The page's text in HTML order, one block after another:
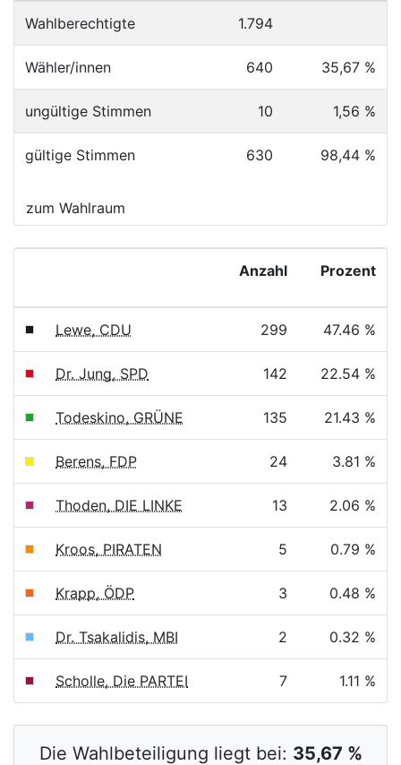
Wahlberechtigte 1.794
Wähler/innen 640 35,67 %
ungültige Stimmen 10 1,56 %
gültige Stimmen 630 98,44 %
zum Wahlraum
Anzahl Prozent
Lewe, CDU 299 47.46 %
Dr. Jung, SPD 142 22.54 %
Todeskino, GRÜNE 135 21.43 %
Berens, FDP 24 3.81 %
Thoden, DIE LINKE 13 2.06 %
Kroos, PIRATEN 5 0.79 %
Krapp, ÖDP 3 0.48 %
Dr. Tsakalidis, MBI 2 0.32 %
Scholle, Die PARTEI 7 1.11 %
Die Wahlbeteiligung liegt bei: 35,67 %